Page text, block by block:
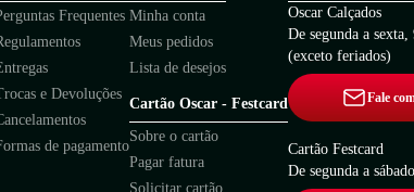
Frequentes
e Devoluções
de pagamento
Minha conta
Meus pedidos
Lista de desejos
Cartão Oscar - Festcard
Sobre o cartão
Pagar fatura
Solicitar cartão
Oscar Calçados
De segunda a sexta,
(exceto feriados)
Fale
Cartão Festcard
De segunda a